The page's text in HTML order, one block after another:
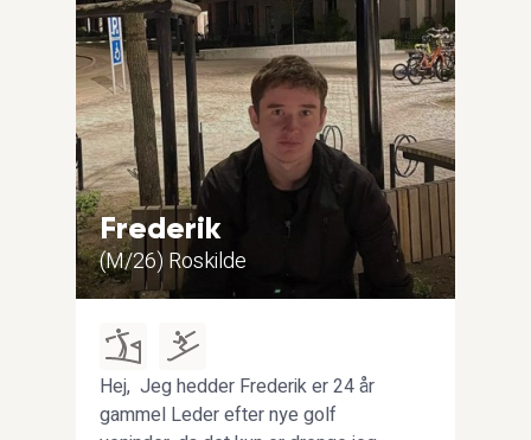
Frederik
(M/26) Roskilde
Hej, Jeg hedder Frederik er 24 år
gammel Leder efter nye golf